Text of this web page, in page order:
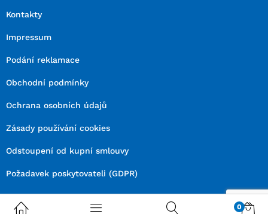
Kontakty
Impressum
Podání reklamace
Obchodní podmínky
Ochrana osobních údajů
Zásady používání cookies
Odstoupení od kupní smlouvy
Požadavek poskytovateli (GDPR)
Naše další weby věnované automobilové diagnostice
0